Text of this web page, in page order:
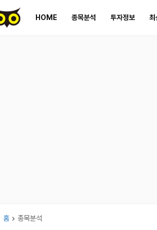
HOME 종목분석 투자정보 최
홈 종목분석